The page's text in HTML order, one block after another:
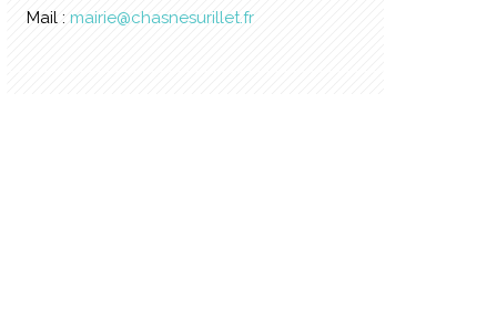
Mail : mairie@chasnesurillet.fr